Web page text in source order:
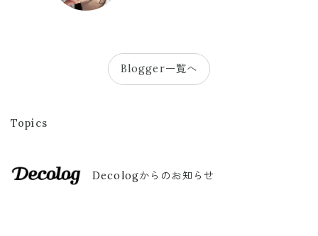
Blogger一覧へ
Topics
Decologからのお知らせ